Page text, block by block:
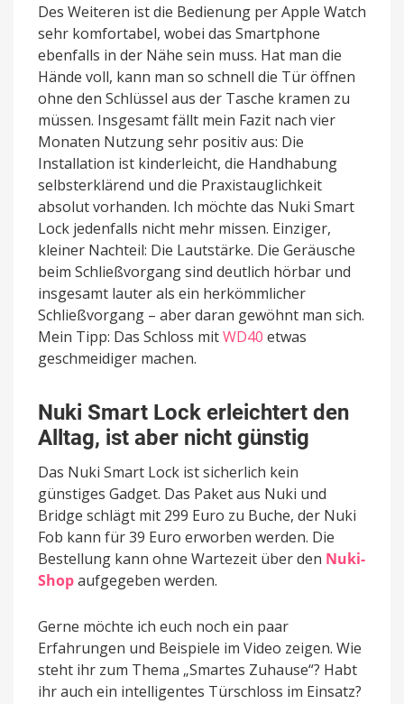
Des Weiteren ist die Bedienung per Apple Watch
sehr komfortabel, wobei das Smartphone
ebenfalls in der Nähe sein muss. Hat man die
Hände voll, kann man so schnell die Tür öffnen
ohne den Schlüssel aus der Tasche kramen zu
müssen. Insgesamt fällt mein Fazit nach vier
Monaten Nutzung sehr positiv aus: Die
Installation ist kinderleicht, die Handhabung
selbsterklärend und die Praxistauglichkeit
absolut vorhanden. Ich möchte das Nuki Smart
Lock jedenfalls nicht mehr missen. Einziger,
kleiner Nachteil: Die Lautstärke. Die Geräusche
beim Schließvorgang sind deutlich hörbar und
insgesamt lauter als ein herkömmlicher
Schließvorgang – aber daran gewöhnt man sich.
Mein Tipp: Das Schloss mitWD40 etwas
geschmeidiger machen.
Nuki Smart Lock erleichtert den
Alltag, ist aber nicht günstig
Das Nuki Smart Lock ist sicherlich kein
günstiges Gadget. Das Paket aus Nuki und
Bridge schlägt mit 299 Euro zu Buche, der Nuki
Fob kann für 39 Euro erworben werden. Die
Bestellung kann ohne Wartezeit über den Nuki-
Shopaufgegeben werden.
Gerne möchte ich euch noch ein paar
Erfahrungen und Beispiele im Video zeigen. Wie
steht ihr zum Thema „Smartes Zuhause“? Habt
ihr auch ein intelligentes Türschloss im Einsatz?